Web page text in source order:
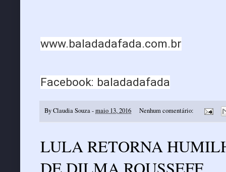
www.baladadafada.com.br
Facebook: baladadafada
ByClaudia Souza-maio 13, 2016 Nenhum comentário:
LULA RETORNA